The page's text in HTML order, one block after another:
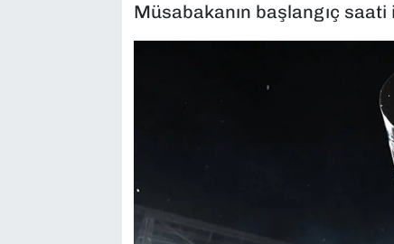
Müsabakanın başlangıç